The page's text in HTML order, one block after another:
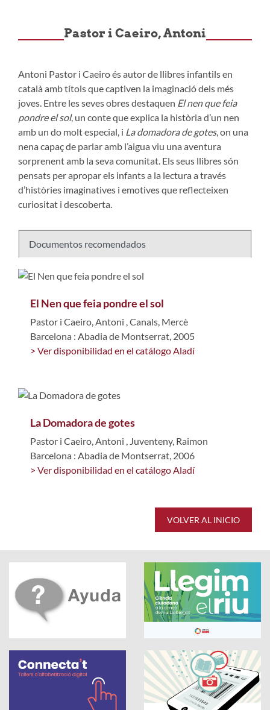
Pastor i Caeiro, Antoni
Antoni Pastor i Caeiro és autor de llibres infantils en
català amb títols que captiven la imaginació dels més
joves. Entre les seves obres destaquen El nen que feia
pondre el sol, un conte que explica la història d’un nen
amb un do molt especial, i La domadora de gotes, on una
nena capaç de parlar amb l’aigua viu una aventura
sorprenent amb la seva comunitat. Els seus llibres són
pensats per apropar els infants a la lectura a través
d’històries imaginatives i emotives que reflecteixen
curiositat i descoberta.
Documentos recomendados
El Nen que feia pondre el sol
Pastor i Caeiro, Antoni Canals, Mercè
Barcelona : Abadia de Montserrat, 2005
> Ver disponibilidad en el catálogo Aladí
La Domadora de gotes
Pastor i Caeiro, Antoni
Juventeny, Raimon
Barcelona : Abadia de Montserrat, 2006
> Ver disponibilidad en el catálogo Aladí
VOLVER AL INICIO